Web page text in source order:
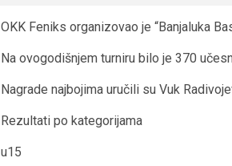
OKK Feniks organizovao je “Banjaluka
Na ovogodišnjem turniru bilo je 370
Nagrade najbojima uručili su Vuk
Rezultati po kategorijama
u15